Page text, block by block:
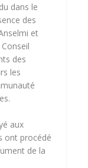
dans le
des
et
des
les
aux
ont procédé
de la